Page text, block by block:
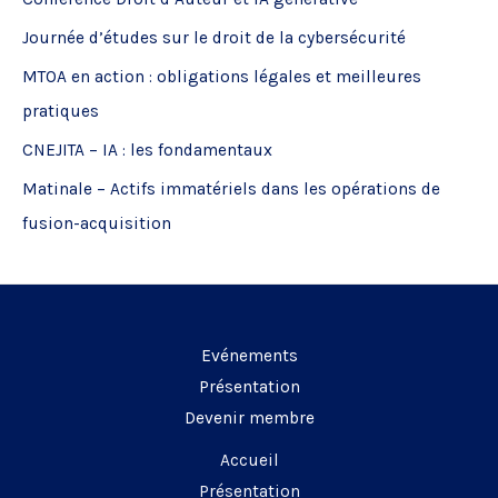
c
h
e
r
:
Journée d’études sur le droit de la cybersécurité
MTOA en action : obligations légales et meilleures
pratiques
CNEJITA – IA : les fondamentaux
Matinale – Actifs immatériels dans les opérations de
fusion-acquisition
Evénements
Présentation
Devenir membre
Accueil
Présentation